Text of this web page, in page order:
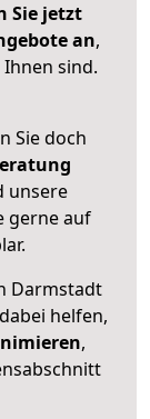
Sie jetzt
an,
sind.
Sie doch
unsere
gerne auf
Darmstadt
helfen,
,